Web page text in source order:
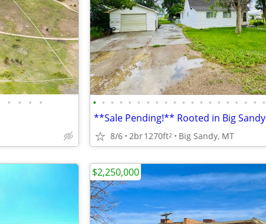
• • • • • • • • • • • • • • • • • • • • • • • •
**Sale Pending!** Rooted in Big Sandy
8/6 2br1270ft2 Big Sandy, MT
$2,250,000